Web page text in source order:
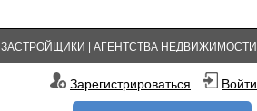
ЗАСТРОЙЩИКИ АГЕНТСТВА НЕДВИЖИМОСТИ
Зарегистрироваться Войти